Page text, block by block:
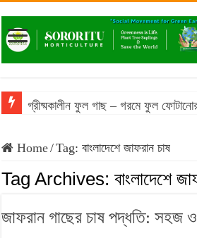
গ্রীষ্মকালীন ফুল গাছ – গরমে ফুল
Home/Tag:বাংলাদেশে জাফরান চাষ
Tag Archives:বাংলাদেশে
জাফরান গাছের চাষ পদ্ধতি: সহজ ও